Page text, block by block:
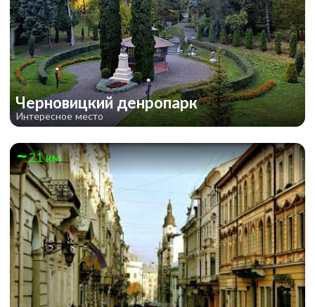
Черновицкий денропарк
Интересное место
21 км